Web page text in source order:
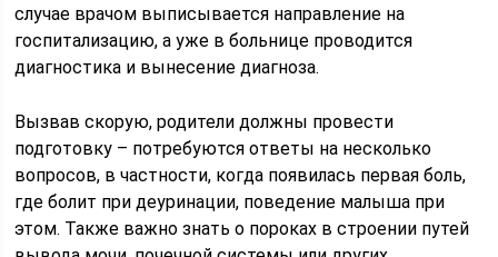
случае врачом выписывается направление на
госпитализацию, а уже в больнице проводится
диагностика и вынесение диагноза.
Вызвав скорую, родители должны провести
подготовку – потребуются ответы на несколько
вопросов, в частности, когда появилась первая боль,
где болит при деуринации, поведение малыша при
этом. Также важно знать о пороках в строении путей